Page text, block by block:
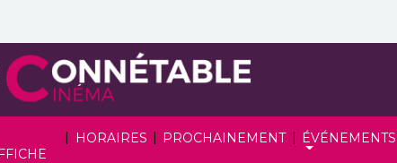
| HORAIRES | PROCHAINEMENT | ÉVÉNEMENTS